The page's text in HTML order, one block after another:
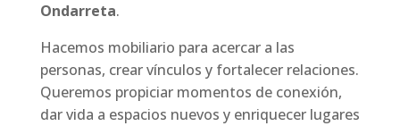
Ondarreta.
Hacemos mobiliario para acercar a las
personas, crear vínculos y fortalecer relaciones.
Queremos propiciar momentos de conexión,
dar vida a espacios nuevos y enriquecer lugares